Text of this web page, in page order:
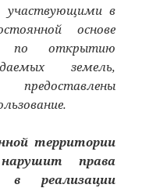
участвующими в
основе
по открытию
земель,
территории
права
в реализации